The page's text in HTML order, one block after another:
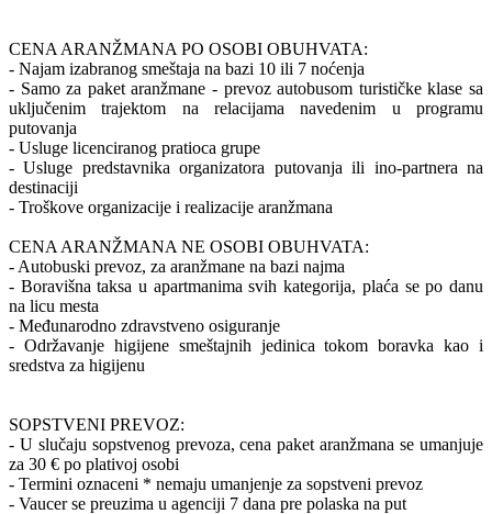
CENA ARANŽMANA PO OSOBI OBUHVATA:
- Najam izabranog smeštaja na bazi 10 ili 7 noćenja
- Samo za paket aranžmane - prevoz autobusom turističke klase sa
uključenim trajektom na relacijama navedenim u programu
putovanja
- Usluge licenciranog pratioca grupe
- Usluge predstavnika organizatora putovanja ili ino-partnera na
destinaciji
- Troškove organizacije i realizacije aranžmana
CENA ARANŽMANA NE OSOBI OBUHVATA:
- Autobuski prevoz, za aranžmane na bazi najma
- Boravišna taksa u apartmanima svih kategorija, plaća se po danu
na licu mesta
- Međunarodno zdravstveno osiguranje
- Održavanje higijene smeštajnih jedinica tokom boravka kao i
sredstva za higijenu
SOPSTVENI PREVOZ:
- U slučaju sopstvenog prevoza, cena paket aranžmana se umanjuje
za 30 € po plativoj osobi
- Termini oznaceni * nemaju umanjenje za sopstveni prevoz
- Vaucer se preuzima u agenciji 7 dana pre polaska na put